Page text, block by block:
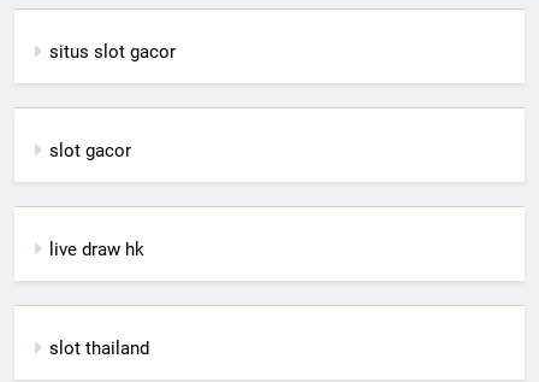
situs slot gacor
slot gacor
live draw hk
slot thailand